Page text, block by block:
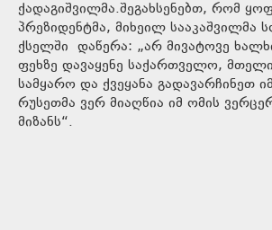
ქადაგიშვილმა.შეგახსენებთ, რომ
პრეზიდენტმა, მიხეილ სააკაშვილმა
ქსელში დაწერა: „არ მივატოვე
ფეხზე დავაყენე საქართველო,
სამყარო და ქვეყანა გადავარჩინეთ
რუსეთმა ვერ მიაღწია იმ ომის
მიზანს“.